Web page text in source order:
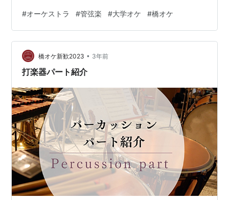
入生の皆さんもこれを読めば委員長マスター間違いな
し…？！目指せ！委員長マスター！！！ 委員長のお仕事
内容を教えてください！ 団長でもサークル幹事長でもな
く、なぜか委員長という名前ですが…ようはサークルの
代表者です！運営全体の監修と、全体へのミーティング
#オーケストラ #管弦楽 #大学オケ #橋オケ
橋オケ新歓2023 • 3年前
打楽器パート紹介